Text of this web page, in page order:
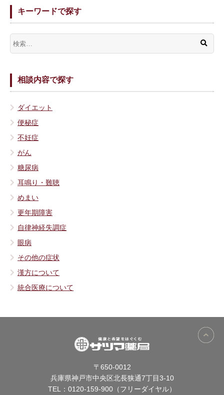
キーワードで探す
相談内容で探す
ダイエット
便秘症
不妊症
がん
糖尿病
耳鳴り・難聴
めまい
更年期障害
自律神経失調症
眼病
その他の症状
漢方について
統合医療について
〒650-0012
兵庫県神戸市中央区北長狭通7丁目3-10
TEL： 0120-159-900（フリーダイヤル）